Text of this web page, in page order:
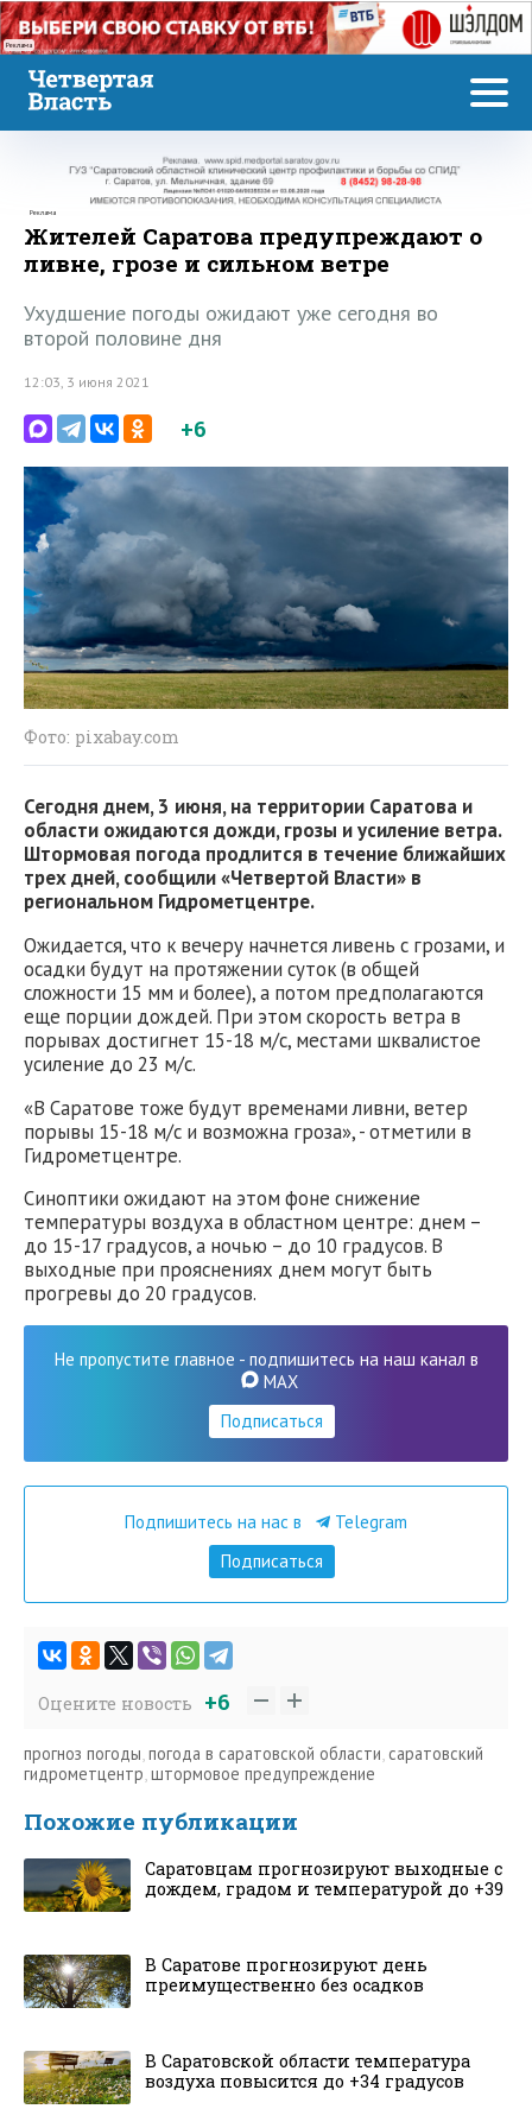
Реклама
Реклама
Жителей Саратова предупреждают о
ливне, грозе и сильном ветре
Ухудшение погоды ожидают уже сегодня во
второй половине дня
12:03, 3 июня 2021
+6
Фото: pixabay.com
Сегодня днем, 3 июня, на территории Саратова и
области ожидаются дожди, грозы и усиление ветра.
Штормовая погода продлится в течение ближайших
трех дней, сообщили «Четвертой Власти» в
региональном Гидрометцентре.
Ожидается, что к вечеру начнется ливень с грозами, и
осадки будут на протяжении суток (в общей
сложности 15 мм и более), а потом предполагаются
еще порции дождей. При этом скорость ветра в
порывах достигнет 15-18 м/с, местами шквалистое
усиление до 23 м/с.
«В Саратове тоже будут временами ливни, ветер
порывы 15-18 м/с и возможна гроза», - отметили в
Гидрометцентре.
Синоптики ожидают на этом фоне снижение
температуры воздуха в областном центре: днем –
до 15-17 градусов, а ночью – до 10 градусов. В
выходные при прояснениях днем могут быть
прогревы до 20 градусов.
Не пропустите главное - подпишитесь на наш канал в
MAX
Подписаться
Подпишитесь на нас в
Telegram
Подписаться
Оцените новость +6
прогноз погоды,погода в саратовской области, саратовский
гидрометцентр,штормовое предупреждение
Похожие публикации
Саратовцам прогнозируют выходные с
дождем, градом и температурой до +39
В Саратове прогнозируют день
преимущественно без осадков
В Саратовской области температура
воздуха повысится до +34 градусов